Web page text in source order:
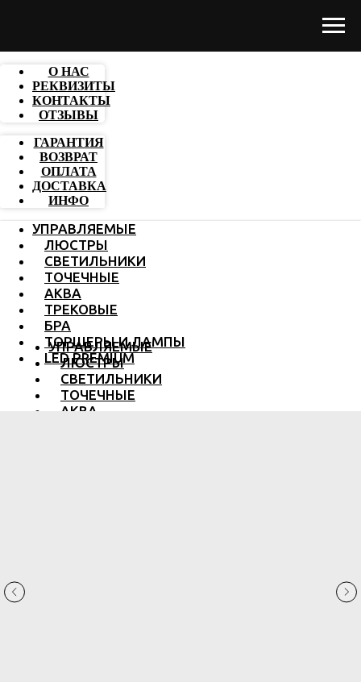
О НАС
РЕКВИЗИТЫ
КОНТАКТЫ
ОТЗЫВЫ
ГАРАНТИЯ
ВОЗВРАТ
ОПЛАТА
ДОСТАВКА
ИНФО
УПРАВЛЯЕМЫЕ
ЛЮСТРЫ
СВЕТИЛЬНИКИ
ТОЧЕЧНЫЕ
АКВА
ТРЕКОВЫЕ
БРА
ТОРШЕРЫ И ЛАМПЫ
LED PREMIUM
УПРАВЛЯЕМЫЕ
ЛЮСТРЫ
СВЕТИЛЬНИКИ
ТОЧЕЧНЫЕ
АКВА